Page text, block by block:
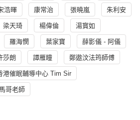
浩暉 康常治 張曉嵐 朱利安
梁天琦 楊偉倫 湯寳如
羅海憫 葉家寶 薛影儀 - 阿儀
莎朗 譚雁瞳 鄭遨汶法筠師傅
港催眠輔導中心 Tim Sir
馬哥老師